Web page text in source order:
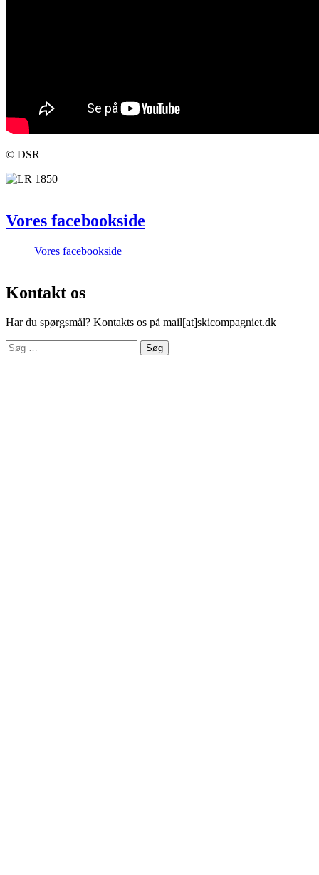
© DSR
Vores facebookside
Vores facebookside
Kontakt os
Har du spørgsmål? Kontakts os på mail[at]skicompagniet.dk
Søg
efter: